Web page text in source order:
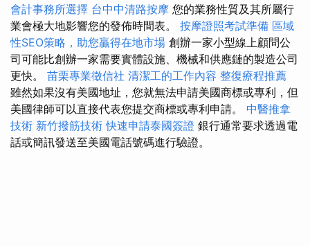
會計事務所選擇 台中中清路按摩 您的業務性質及其所屬行
業會極大地影響您的發佈時間表。 按摩證照考試準備 區域
性SEO策略，助您贏得在地市場 創辦一家小型線上顧問公
司可能比創辦一家需要實體設施、機械和供應鏈的製造公司
更快。 苗栗專業徵信社 清潔工的工作內容 整復療程推薦
雖然如果沒有美國地址，您就無法申請美國商標或專利，但
美國律師可以直接代表您提交商標或專利申請。 中醫推拿
技術 新竹撥筋技術 快速申請泰國簽證 銀行通常要求透過電
話或簡訊發送至美國電話號碼進行驗證。